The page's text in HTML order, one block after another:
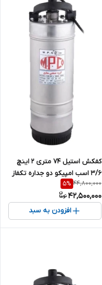
کفکش استیل ۷۴ متری ۲ اینچ
3/6 اسب امپیکو دو جداره تکفاز
MPCO-S.99.74-6
44,800,000
5%
42,500,000
افزودن به سبد